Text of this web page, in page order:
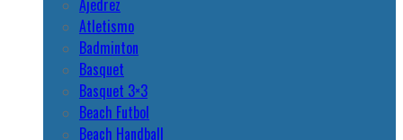
Ajedrez
Atletismo
Badminton
Basquet
Basquet 3×3
Beach Futbol
Beach Handball